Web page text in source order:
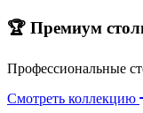
🏆 Премиум
Профессиональные
Смотреть коллекцию